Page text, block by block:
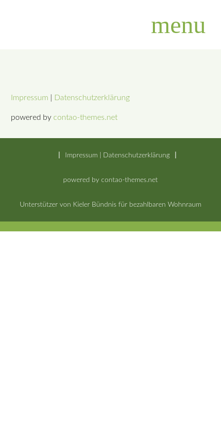
menu
Impressum Datenschutzerklärung
powered by contao-themes.net
Impressum Datenschutzerklärung
powered by contao-themes.net
Unterstützer von Kieler Bündnis für bezahlbaren Wohnraum